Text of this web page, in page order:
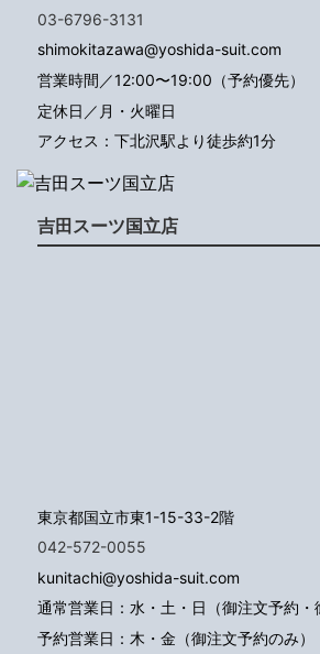
03-6796-3131
shimokitazawa@yoshida-suit.com
営業時間／12:00〜19:00（予約優先）
定休日／月・火曜日
アクセス：下北沢駅より徒歩約1分
吉田スーツ国立店
東京都国立市東1-15-33-2階
042-572-0055
kunitachi@yoshida-suit.com
通常営業日：水・土・日（御注文予約・
予約営業日：木・金（御注文予約のみ）